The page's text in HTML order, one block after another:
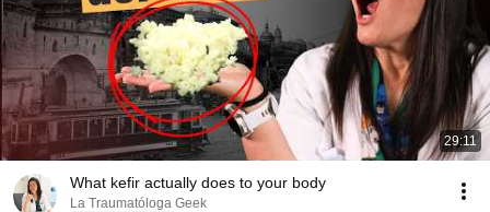
29:11
What kefir actually does to your body
La Traumatóloga Geek